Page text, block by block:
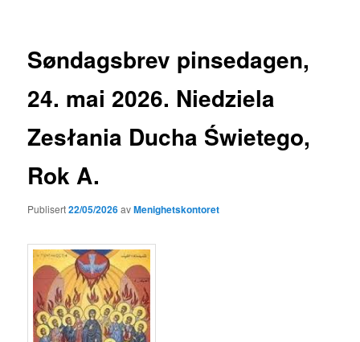
Søndagsbrev pinsedagen,
24. mai 2026. Niedziela
Zesłania Ducha Świetego,
Rok A.
Publisert22/05/2026avMenighetskontoret